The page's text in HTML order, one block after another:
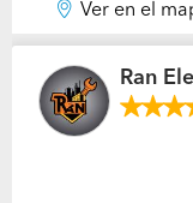
Ver en el
Ran